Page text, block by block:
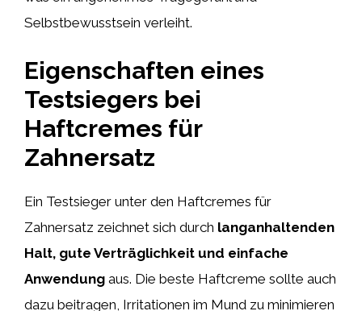
Selbstbewusstsein verleiht.
Eigenschaften eines
Testsiegers bei
Haftcremes für
Zahnersatz
Ein Testsieger unter den Haftcremes für
Zahnersatz zeichnet sich durch langanhaltenden
Halt, gute Verträglichkeit und einfache
Anwendung aus. Die beste Haftcreme sollte auch
dazu beitragen, Irritationen im Mund zu minimieren